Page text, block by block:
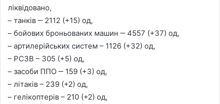
ліквідовано,
– танків ‒ 2112 (+15) од,
– бойових броньованих машин ‒ 4557 (+37) од,
– артилерійських систем – 1126 (+32) од,
– РСЗВ – 305 (+5) од,
– засоби ППО ‒ 159 (+3) од,
– літаків – 239 (+2) од,
– гелікоптерів – 210 (+2) од,